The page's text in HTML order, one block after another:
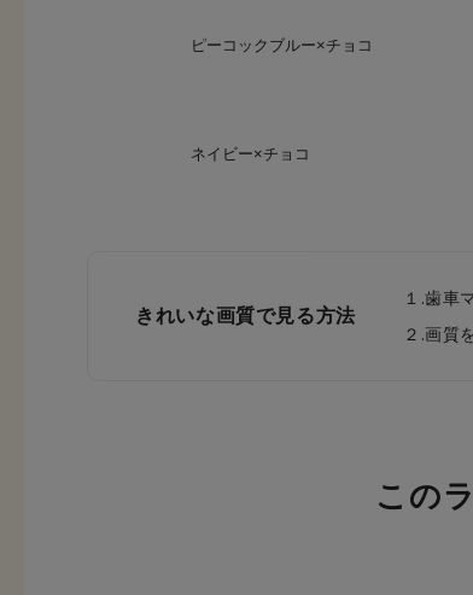
ピーコックブルー×チョコ
ネイビー×チョコ
きれいな画質で見る方法
１.歯車
２.画質
この